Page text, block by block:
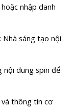
nhập danh
Nhà sáng tạo nội
nội dung spin để
và thông tin cơ